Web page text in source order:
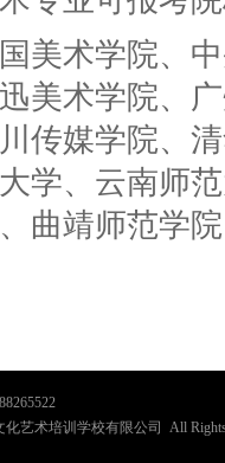
美术学院、
美术学院、
传媒学院、
学、云南师
曲靖师范学
艺术培训学校有限公司 All